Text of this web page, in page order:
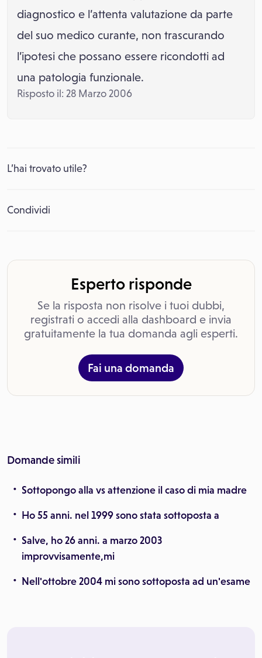
diagnostico e l’attenta valutazione da parte
del suo medico curante, non trascurando
l’ipotesi che possano essere ricondotti ad
una patologia funzionale.
Risposto il: 28 Marzo 2006
L’hai trovato utile?
Condividi
Esperto risponde
Se la risposta non risolve i tuoi dubbi,
registrati o accedi alla dashboard e invia
gratuitamente la tua domanda agli esperti.
Fai una domanda
Domande simili
Sottopongo alla vs attenzione il caso di mia madre
Ho 55 anni. nel 1999 sono stata sottoposta a
Salve, ho 26 anni. a marzo 2003
improvvisamente,mi
Nell'ottobre 2004 mi sono sottoposta ad un'esame